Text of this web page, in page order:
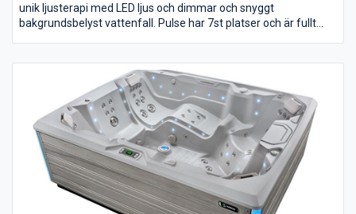
unik ljusterapi med LED ljus och dimmar och snyggt
bakgrundsbelyst vattenfall. Pulse har 7st platser och är fullt
Det stilrena Limelight-serien har designats av BMW
Designworks. Prova själv, du får Limelight Pulse ett spabad som
uppfyller dina förväntningar. Tål att